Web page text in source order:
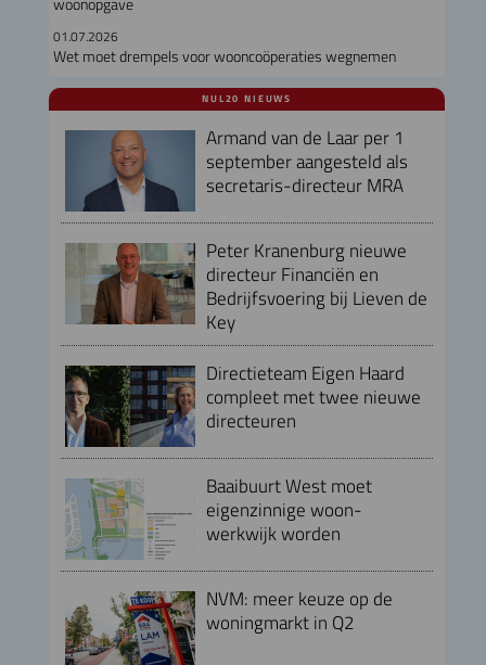
01.07.2026
Wet moet drempels voor wooncoöperaties wegnemen
NUL20 NIEUWS
Armand van de Laar per 1
september aangesteld als
secretaris-directeur MRA
Peter Kranenburg nieuwe
directeur Financiën en
Bedrijfsvoering bij Lieven de
Key
Directieteam Eigen Haard
compleet met twee nieuwe
directeuren
Baaibuurt West moet
eigenzinnige woon-
werkwijk worden
NVM: meer keuze op de
woningmarkt in Q2